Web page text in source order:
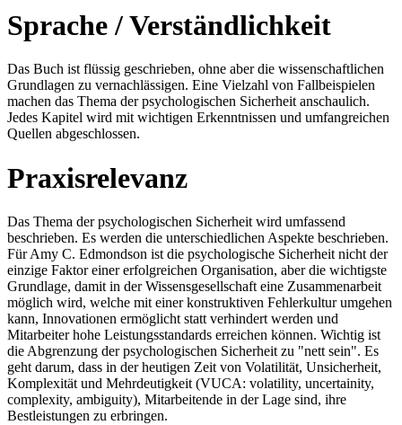
Sprache / Verständlichkeit
Das Buch ist flüssig geschrieben, ohne aber die wissenschaftlichen
Grundlagen zu vernachlässigen. Eine Vielzahl von Fallbeispielen
machen das Thema der psychologischen Sicherheit anschaulich.
Jedes Kapitel wird mit wichtigen Erkenntnissen und umfangreichen
Quellen abgeschlossen.
Praxisrelevanz
Das Thema der psychologischen Sicherheit wird umfassend
beschrieben. Es werden die unterschiedlichen Aspekte beschrieben.
Für Amy C. Edmondson ist die psychologische Sicherheit nicht der
einzige Faktor einer erfolgreichen Organisation, aber die wichtigste
Grundlage, damit in der Wissensgesellschaft eine Zusammenarbeit
möglich wird, welche mit einer konstruktiven Fehlerkultur umgehen
kann, Innovationen ermöglicht statt verhindert werden und
Mitarbeiter hohe Leistungsstandards erreichen können. Wichtig ist
die Abgrenzung der psychologischen Sicherheit zu "nett sein". Es
geht darum, dass in der heutigen Zeit von Volatilität, Unsicherheit,
Komplexität und Mehrdeutigkeit (VUCA: volatility, uncertainity,
complexity, ambiguity), Mitarbeitende in der Lage sind, ihre
Bestleistungen zu erbringen.